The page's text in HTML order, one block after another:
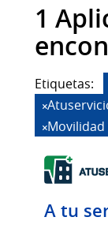
1
Etiquetas:
A tu